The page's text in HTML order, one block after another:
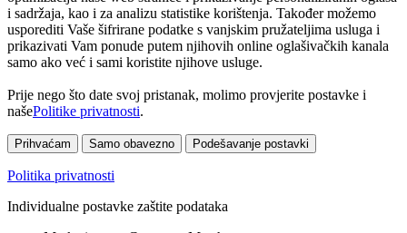
i sadržaja, kao i za analizu statistike korištenja. Također možemo
usporediti Vaše šifrirane podatke s vanjskim pružateljima usluga i
prikazivati Vam ponude putem njihovih online oglašivačkih kanala
samo ako već i sami koristite njihove usluge.
Prije nego što date svoj pristanak, molimo provjerite postavke i
našePolitike privatnosti.
Prihvaćam Samo obavezno Podešavanje postavki
Politika privatnosti
Individualne postavke zaštite podataka